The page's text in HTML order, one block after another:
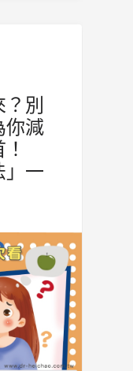
別
你減
」一